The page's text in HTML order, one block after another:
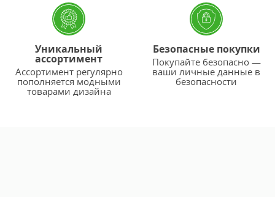
Уникальный
ассортимент
Ассортимент регулярно
пополняется модными
товарами дизайна
Безопасные покупки
Покупайте безопасно —
ваши личные данные в
безопасности